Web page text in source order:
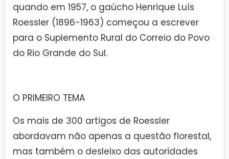
quando em 1957, o gaúcho Henrique Luís
Roessler (1896-1963) começou a escrever
para o Suplemento Rural do Correio do Povo
do Rio Grande do Sul.
O PRIMEIRO TEMA
Os mais de 300 artigos de Roessler
abordavam não apenas a questão florestal,
mas também o desleixo das autoridades